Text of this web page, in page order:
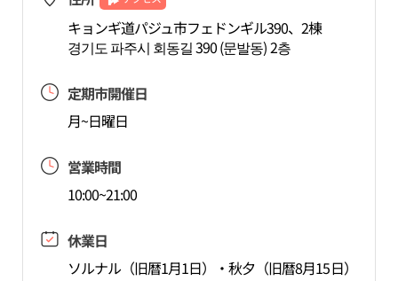
キョンギ道パジュ市フェドンギル390、2棟
경기도 파주시 회동길 390 (문발동) 2층
定期市開催日
月~日曜日
営業時間
10:00~21:00
休業日
ソルナル（旧暦1月1日）・秋夕（旧暦8月15日）